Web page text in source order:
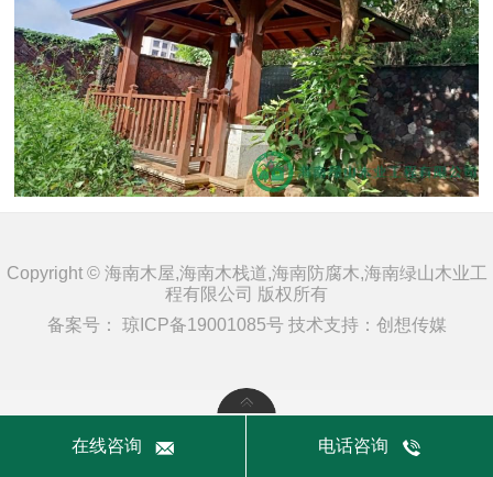
Copyright © 海南木屋,海南木栈道,海南防腐木,海南绿山木业工
程有限公司 版权所有
备案号：
琼ICP备19001085号技术支持： 创想传媒
在线咨询 电话咨询